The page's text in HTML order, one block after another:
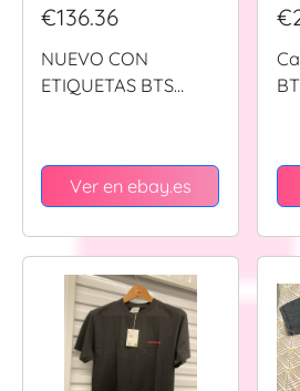
€136.36
NUEVO CON
ETIQUETAS BTS
Roja S/S Tour
ARIRANG - GRANDE
Ver en ebay.es